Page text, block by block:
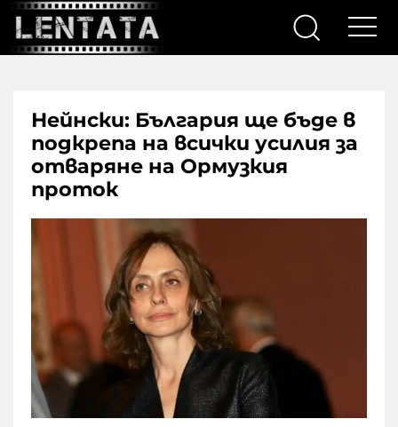
Нейнски: България ще бъде в
подкрепа на всички усилия за
отваряне на Ормузкия
проток